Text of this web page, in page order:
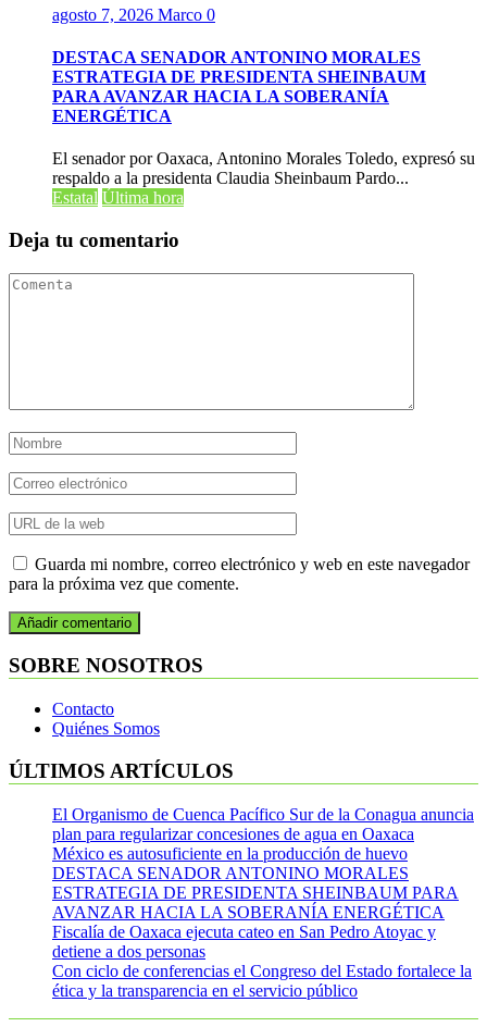
agosto 7, 2026 Marco 0
DESTACA SENADOR ANTONINO MORALES
ESTRATEGIA DE PRESIDENTA SHEINBAUM
PARA AVANZAR HACIA LA SOBERANÍA
ENERGÉTICA
El senador por Oaxaca, Antonino Morales Toledo, expresó su
respaldo a la presidenta Claudia Sheinbaum Pardo...
Estatal Última hora
Deja tu comentario
Guarda mi nombre, correo electrónico y web en este navegador
para la próxima vez que comente.
SOBRE NOSOTROS
Contacto
Quiénes Somos
ÚLTIMOS ARTÍCULOS
El Organismo de Cuenca Pacífico Sur de la Conagua anuncia
plan para regularizar concesiones de agua en Oaxaca
México es autosuficiente en la producción de huevo
DESTACA SENADOR ANTONINO MORALES
ESTRATEGIA DE PRESIDENTA SHEINBAUM PARA
AVANZAR HACIA LA SOBERANÍA ENERGÉTICA
Fiscalía de Oaxaca ejecuta cateo en San Pedro Atoyac y
detiene a dos personas
Con ciclo de conferencias el Congreso del Estado fortalece la
ética y la transparencia en el servicio público